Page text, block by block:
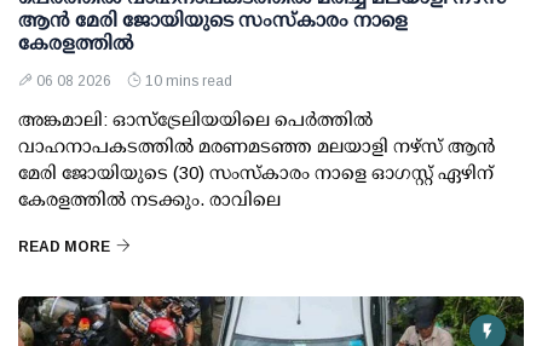
ആൻ മേരി ജോയിയുടെ സംസ്കാരം നാളെ
കേരളത്തിൽ
06 08 2026 10 mins read
അങ്കമാലി: ഓസ്‌ട്രേലിയയിലെ പെർത്തിൽ
വാഹനാപകടത്തിൽ മരണമടഞ്ഞ മലയാളി നഴ്സ് ആൻ
മേരി ജോയിയുടെ (30) സംസ്കാരം നാളെ ഓഗസ്റ്റ് ഏഴിന്
കേരളത്തിൽ നടക്കും. രാവിലെ
READ MORE